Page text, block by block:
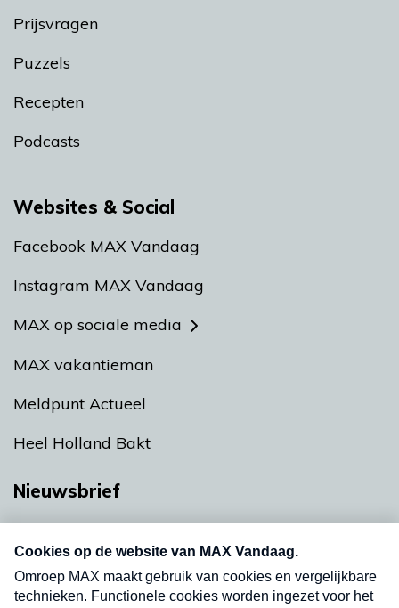
Prijsvragen
Puzzels
Recepten
Podcasts
Websites & Social
Facebook MAX Vandaag
Instagram MAX Vandaag
MAX op sociale media
MAX vakantieman
Meldpunt Actueel
Heel Holland Bakt
Nieuwsbrief
nieuwsbrief. Elke vrijdag- en dinsdagochtend in
uw mailbox.